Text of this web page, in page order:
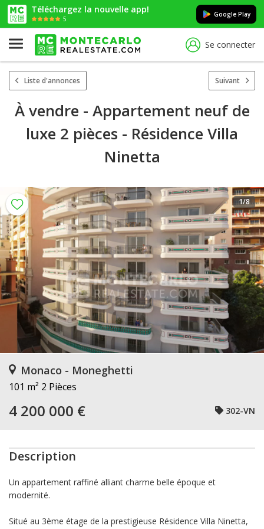
Téléchargez la nouvelle app!
5
Google Play
Se connecter
Liste d'annonces Suivant
À vendre - Appartement neuf de
luxe 2 pièces - Résidence Villa
Ninetta
1/8
Monaco - Moneghetti
101 m² 2 Pièces
4 200 000 € 302-VN
Description
Un appartement raffiné alliant charme belle époque et
modernité.
Situé au 3ème étage de la prestigieuse Résidence Villa Ninetta,